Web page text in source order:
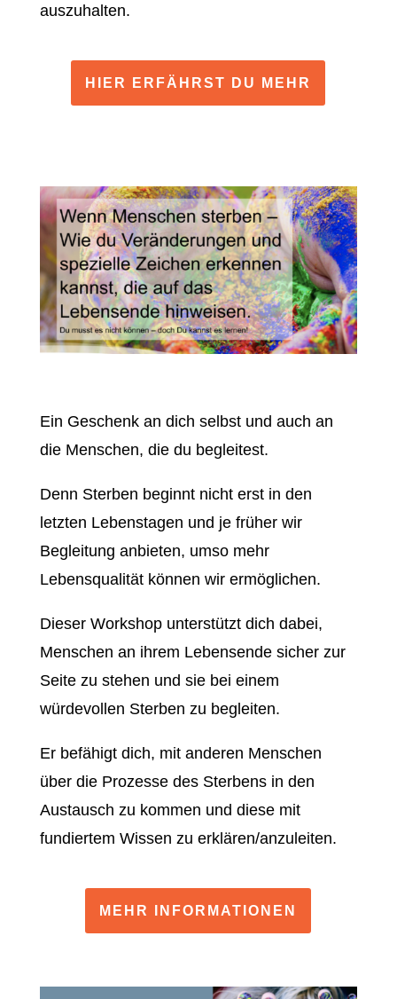
auszuhalten.
HIER ERFÄHRST DU MEHR
Ein Geschenk an dich selbst und auch an
die Menschen, die du begleitest.
Denn Sterben beginnt nicht erst in den
letzten Lebenstagen und je früher wir
Begleitung anbieten, umso mehr
Lebensqualität können wir ermöglichen.
Dieser Workshop unterstützt dich dabei,
Menschen an ihrem Lebensende sicher zur
Seite zu stehen und sie bei einem
würdevollen Sterben zu begleiten.
Er befähigt dich, mit anderen Menschen
über die Prozesse des Sterbens in den
Austausch zu kommen und diese mit
fundiertem Wissen zu erklären/anzuleiten.
MEHR INFORMATIONEN